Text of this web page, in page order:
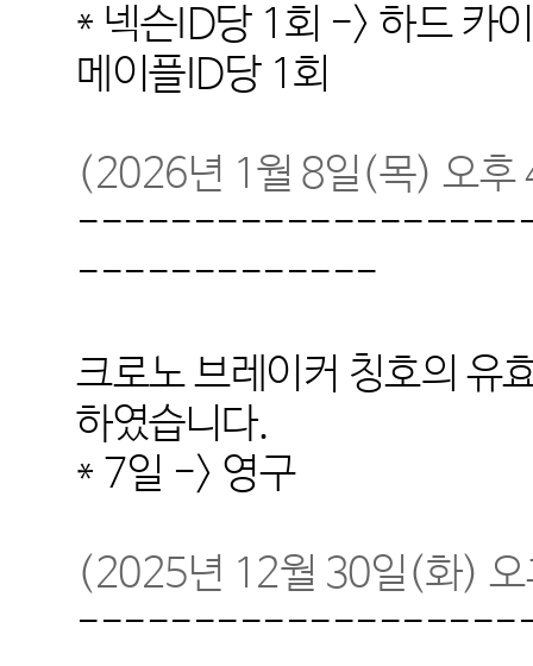
* 넥슨ID당 1회 ->하드 카
메이플ID당 1회
(2026년 1 월 8일 (목)오후
-------------
크로노 브레이커 칭호의 유
하였습니다.
* 7일 -> 영구
(2025년 12월 30일 (화)